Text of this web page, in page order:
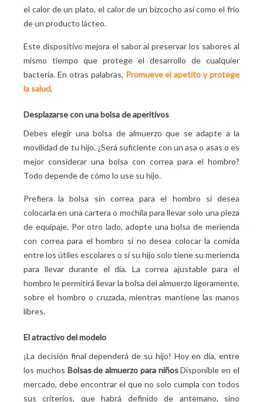
el calor de un plato, el calor de un bizcocho así como el frío
de un producto lácteo.
Este dispositivo mejora el sabor al preservar los sabores al
mismo tiempo que protege el desarrollo de cualquier
bacteria. En otras palabras, Promueve el apetito y protege
la salud.
Desplazarse con una bolsa de aperitivos
Debes elegir una bolsa de almuerzo que se adapte a la
movilidad de tu hijo. ¿Será suficiente con un asa o asas o es
mejor considerar una bolsa con correa para el hombro?
Todo depende de cómo lo use su hijo.
Prefiera la bolsa sin correa para el hombro si desea
colocarla en una cartera o mochila para llevar solo una pieza
de equipaje. Por otro lado, adopte una bolsa de merienda
con correa para el hombro si no desea colocar la comida
entre los útiles escolares o si su hijo solo tiene su merienda
para llevar durante el día. La correa ajustable para el
hombro le permitirá llevar la bolsa del almuerzo ligeramente,
sobre el hombro o cruzada, mientras mantiene las manos
libres.
El atractivo del modelo
¡La decisión final dependerá de su hijo! Hoy en día, entre
los muchos Bolsas de almuerzo para niñosDisponible en el
mercado, debe encontrar el que no solo cumpla con todos
sus criterios, que habrá definido de antemano, sino